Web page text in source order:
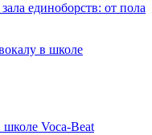
единоборств: от пола
Voca-Beat